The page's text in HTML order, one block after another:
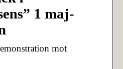
1 maj-
mot